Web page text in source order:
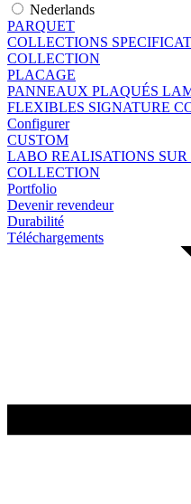
Nederlands
PARQUET
COLLECTIONS
COLLECTION
PLACAGE
PANNEAUX PLAQUÉS
FLEXIBLES SIGNATURE
Configurer
CUSTOM
LABO REALISATIONS SUR
COLLECTION
Portfolio
Devenir revendeur
Durabilité
Téléchargements